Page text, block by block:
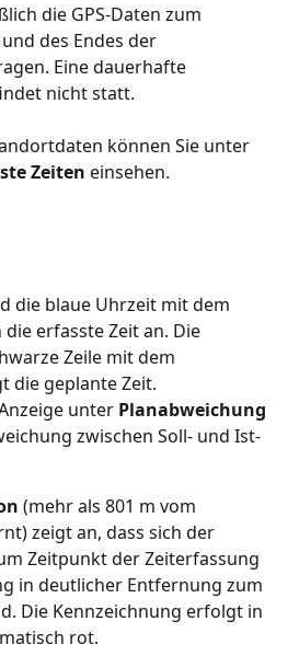
die GPS-Daten zum
des Endes der
Eine dauerhafte
nicht statt.
können Sie unter
Zeiten einsehen.
die blaue Uhrzeit mit dem
erfasste Zeit an. Die
Zeile mit dem
die geplante Zeit.
unter Planabweichung
zwischen Soll- und Ist-
(mehr als 801 m vom
zeigt an, dass sich der
Zeitpunkt der Zeiterfassung
in deutlicher Entfernung zum
Die Kennzeichnung erfolgt in
rot.